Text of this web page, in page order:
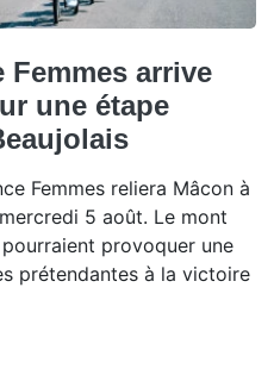
Femmes arrive
une étape
Femmes reliera Mâcon à
5 août. Le mont
provoquer une
prétendantes à la victoire